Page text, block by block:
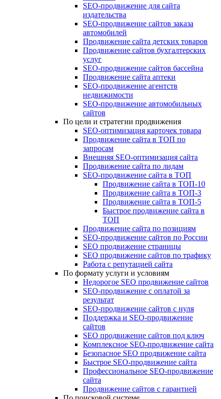
SEO-продвижение для сайта
издательства
SEO-продвижение сайтов заказа
автомобилей
Продвижение сайта детских товаров
Продвижение сайтов бухгалтерских
услуг
SEO-продвижение сайтов бассейна
Продвижение сайта аптеки
SEO-продвижение агентств
недвижимости
SEO-продвижение автомобильных
сайтов
По цели и стратегии продвижения
SEO-оптимизация карточек товара
Продвижение сайта в ТОП по
запросам
Внешняя SEO-оптимизация сайта
Продвижение сайта по лидам
SEO-продвижение сайта в ТОП
Продвижение сайта в ТОП-10
Продвижение сайта в ТОП-3
Продвижение сайта в ТОП-5
Быстрое продвижение сайта в
ТОП
Продвижение сайта по позициям
SEO-продвижение сайтов по России
SEO продвижение страницы
SEO продвижение сайтов по трафику
Работа с репутацией сайта
По формату услуги и условиям
Недорогое SEO продвижение сайтов
SEO-продвижение с оплатой за
результат
SEO-продвижение сайтов с нуля
Поддержка и SEO-продвижение
сайтов
SEO продвижение сайтов под ключ
Комплексное SEO-продвижение сайта
Безопасное SEO продвижение сайта
Быстрое SEO-продвижение сайта
Профессиональное SEO-продвижение
сайта
Продвижение сайтов с гарантией